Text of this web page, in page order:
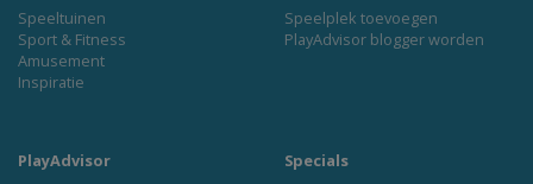
Speeltuinen
Sport & Fitness
Amusement
Inspiratie
Speelplek toevoegen
PlayAdvisor blogger worden
PlayAdvisor
Specials